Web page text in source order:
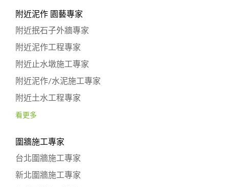
附近泥作 園藝專家
附近抿石子外牆專家
附近泥作工程專家
附近止水墩施工專家
附近泥作/水泥施工專家
附近土水工程專家
看更多
圍牆施工專家
台北圍牆施工專家
新北圍牆施工專家